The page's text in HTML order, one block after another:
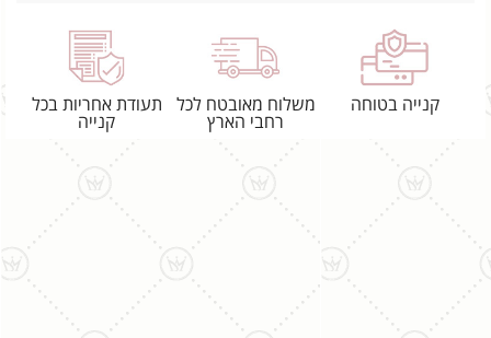
קנייה בטוחה
משלוח מאובטח לכל
רחבי הארץ
תעודת אחריות בכל
קנייה